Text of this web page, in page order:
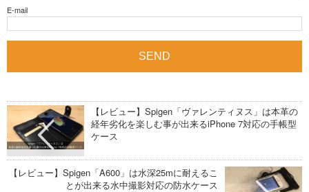
E-mail
【レビュー】Spigen「ヴァレンティヌス」は本革の
経年劣化を楽しむ事が出来るiPhone 7対応の手帳型
ケース
【レビュー】Spigen「A600」は水深25mに耐えるこ
とが出来る水中撮影対応の防水ケース